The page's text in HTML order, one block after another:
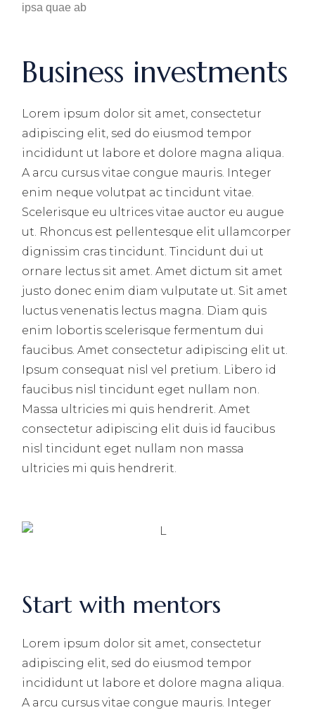
ipsa quae ab
Business investments
Lorem ipsum dolor sit amet, consectetur
adipiscing elit, sed do eiusmod tempor
incididunt ut labore et dolore magna aliqua.
A arcu cursus vitae congue mauris. Integer
enim neque volutpat ac tincidunt vitae.
Scelerisque eu ultrices vitae auctor eu augue
ut. Rhoncus est pellentesque elit ullamcorper
dignissim cras tincidunt. Tincidunt dui ut
ornare lectus sit amet. Amet dictum sit amet
justo donec enim diam vulputate ut. Sit amet
luctus venenatis lectus magna. Diam quis
enim lobortis scelerisque fermentum dui
faucibus. Amet consectetur adipiscing elit ut.
Ipsum consequat nisl vel pretium. Libero id
faucibus nisl tincidunt eget nullam non.
Massa ultricies mi quis hendrerit. Amet
consectetur adipiscing elit duis id faucibus
nisl tincidunt eget nullam non massa
ultricies mi quis hendrerit.
Start with mentors
Lorem ipsum dolor sit amet, consectetur
adipiscing elit, sed do eiusmod tempor
incididunt ut labore et dolore magna aliqua.
A arcu cursus vitae congue mauris. Integer